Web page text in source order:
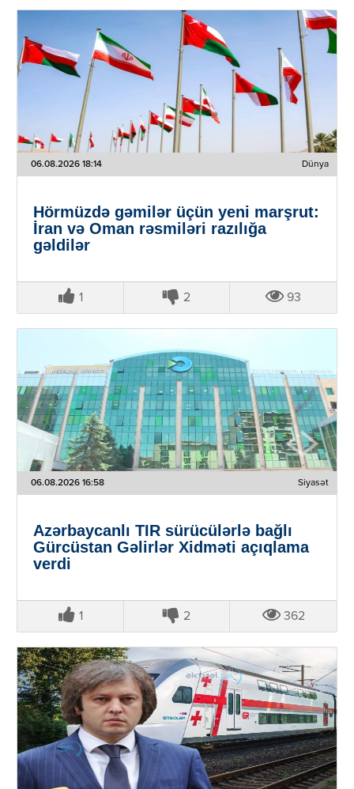
06.08.2026 18:14 Dünya
Hörmüzdə gəmilər üçün yeni marşrut:
İran və Oman rəsmiləri razılığa
gəldilər
1 2 93
06.08.2026 16:58 Siyasət
Azərbaycanlı TIR sürücülərlə bağlı
Gürcüstan Gəlirlər Xidməti açıqlama
verdi
1 2 362